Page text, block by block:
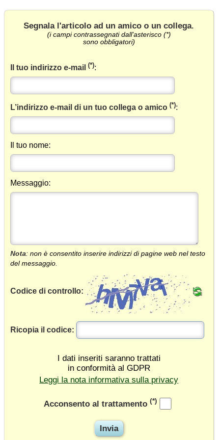
Segnala l'articolo ad un amico o un collega.
(i campi contrassegnati dall'asterisco (*)
sono obbligatori)
Il tuo indirizzo e-mail(*):
L’indirizzo e-mail di un tuo collega o amico(*):
Il tuo nome:
Messaggio:
Nota: non è consentito inserire indirizzi di pagine web nel testo
del messaggio.
Codice di controllo:
Ricopia il codice:
I dati inseriti saranno trattati
in conformità al GDPR
Leggi la nota informativa sulla privacy
Acconsento al trattamento (*)